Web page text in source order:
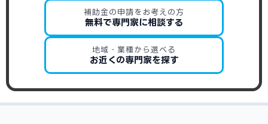
補助金の申請をお考えの方
無料で専門家に相談する
地域・業種から選べる
お近くの専門家を探す